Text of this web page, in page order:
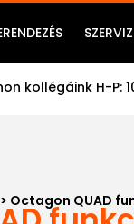
SZERVIZ
kollégáink H-P:
> Octagon QUAD